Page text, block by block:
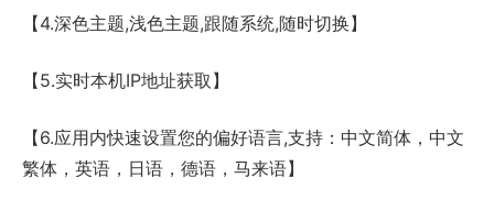
【4.深色主题,浅色主题,跟随系统,随时切换】
【5.实时本机IP地址获取】
【6.应用内快速设置您的偏好语言,支持：中文简体，中文
繁体，英语，日语，德语，马来语】